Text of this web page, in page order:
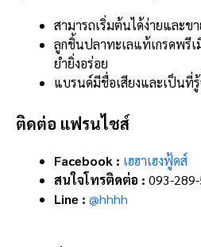
สามารถเริ่มต้นได้ง่ายและขา
ลูกชิ้นปลาทะเลแท้เกรดพรี
ยำยิ่งอร่อย
แบรนด์มีชื่อเสียงและเป็นที่รู้
ติดต่อ แฟรนไชส์
Facebook : เฮฮาเฮงฟู้ดส์
สนใจโทรติดต่อ : 093-
Line : @hhhh